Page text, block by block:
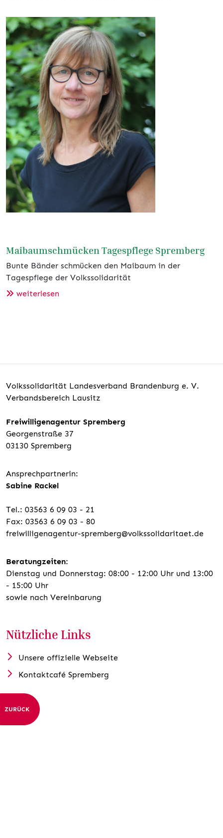
Maibaumschmücken Tagespflege Spremberg
Bunte Bänder schmücken den Maibaum in der
Tagespflege der Volkssolidarität
weiterlesen
Volkssolidarität Landesverband Brandenburg e. V.
Verbandsbereich Lausitz
Freiwilligenagentur Spremberg
Georgenstraße 37
03130 Spremberg
Ansprechpartnerin:
Sabine Rackel
Tel.: 03563 6 09 03 - 21
Fax: 03563 6 09 03 - 80
freiwilligenagentur-spremberg@volkssolidaritaet.de
Beratungzeiten:
Dienstag und Donnerstag: 08:00 - 12:00 Uhr und 13:00
- 15:00 Uhr
sowie nach Vereinbarung
Nützliche Links
Unsere offizielle Webseite
Kontaktcafé Spremberg
ZURÜCK